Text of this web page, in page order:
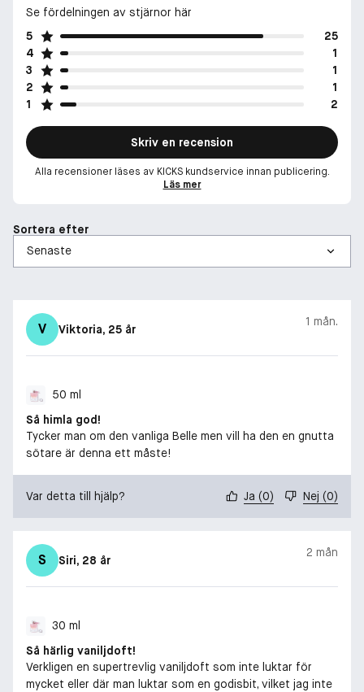
Se fördelningen av stjärnor här
5
25
4
1
3
1
2
1
1
2
Skriv en recension
Alla recensioner läses av KICKS kundservice innan publicering.
Läs mer
Sortera efter
V Viktoria, 25 år
1 mån.
50 ml
Så himla god!
Tycker man om den vanliga Belle men vill ha den en gnutta
sötare är denna ett måste!
Var detta till hjälp? Ja (0) Nej (0)
S Siri, 28 år
2 mån
30 ml
Så härlig vaniljdoft!
Verkligen en supertrevlig vaniljdoft som inte luktar för
mycket eller där man luktar som en godisbit, vilket jag inte